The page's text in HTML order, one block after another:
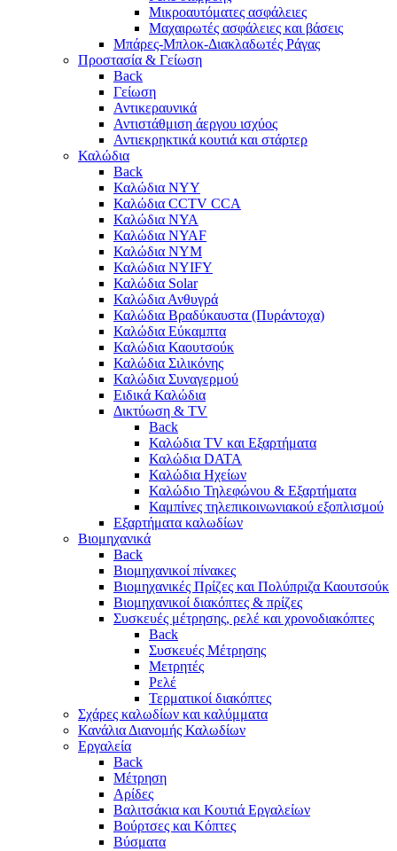
Μικροαυτόματες ασφάλειες
Μαχαιρωτές ασφάλειες και βάσεις
Μπάρες-Μπλοκ-Διακλαδωτές Ράγας
Προστασία & Γείωση
Back
Γείωση
Αντικεραυνικά
Αντιστάθμιση άεργου ισχύος
Αντιεκρηκτικά κουτιά και στάρτερ
Καλώδια
Back
Καλώδια NYY
Καλώδια CCTV CCA
Καλώδια NYA
Καλώδια NYAF
Καλώδια NYΜ
Καλώδια ΝΥΙFY
Καλώδια Solar
Καλώδια Ανθυγρά
Καλώδια Βραδύκαυστα (Πυράντοχα)
Καλώδια Εύκαμπτα
Καλώδια Καουτσούκ
Καλώδια Σιλικόνης
Καλώδια Συναγερμού
Ειδικά Καλώδια
Δικτύωση & TV
Back
Καλώδια TV και Εξαρτήματα
Καλώδια DATA
Καλώδια Ηχείων
Καλώδιο Τηλεφώνου & Εξαρτήματα
Καμπίνες τηλεπικοινωνιακού εξοπλισμού
Eξαρτήματα καλωδίων
Βιομηχανικά
Back
Βιομηχανικοί πίνακες
Βιομηχανικές Πρίζες και Πολύπριζα Καουτσούκ
Βιομηχανικοί διακόπτες & πρίζες
Συσκευές μέτρησης, ρελέ και χρονοδιακόπτες
Back
Συσκευές Μέτρησης
Μετρητές
Ρελέ
Τερματικοί διακόπτες
Σχάρες καλωδίων και καλύμματα
Κανάλια Διανομής Καλωδίων
Εργαλεία
Back
Μέτρηση
Αρίδες
Βαλιτσάκια και Κουτιά Εργαλείων
Βούρτσες και Κόπτες
Βύσματα